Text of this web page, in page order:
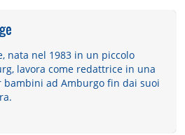
nata nel 1983 in un piccolo
lavora come redattrice in una
ad Amburgo fin dai suoi